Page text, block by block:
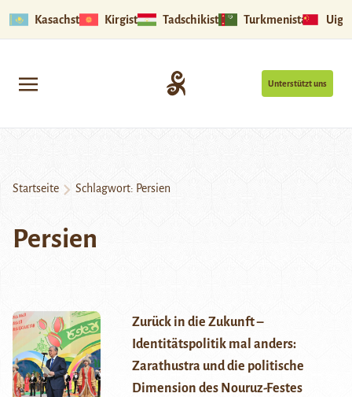
Kasachstan Kirgistan Tadschikistan Turkmenistan
Unterstützt uns
Startseite Schlagwort: Persien
Persien
Zurück in die Zukunft –
Identitätspolitik mal anders:
Zarathustra und die politische
Dimension des Nouruz-Festes